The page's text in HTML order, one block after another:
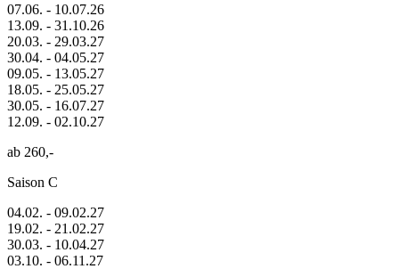
07.06. - 10.07.26
13.09. - 31.10.26
20.03. - 29.03.27
30.04. - 04.05.27
09.05. - 13.05.27
18.05. - 25.05.27
30.05. - 16.07.27
12.09. - 02.10.27
ab 260,-
Saison C
04.02. - 09.02.27
19.02. - 21.02.27
30.03. - 10.04.27
03.10. - 06.11.27